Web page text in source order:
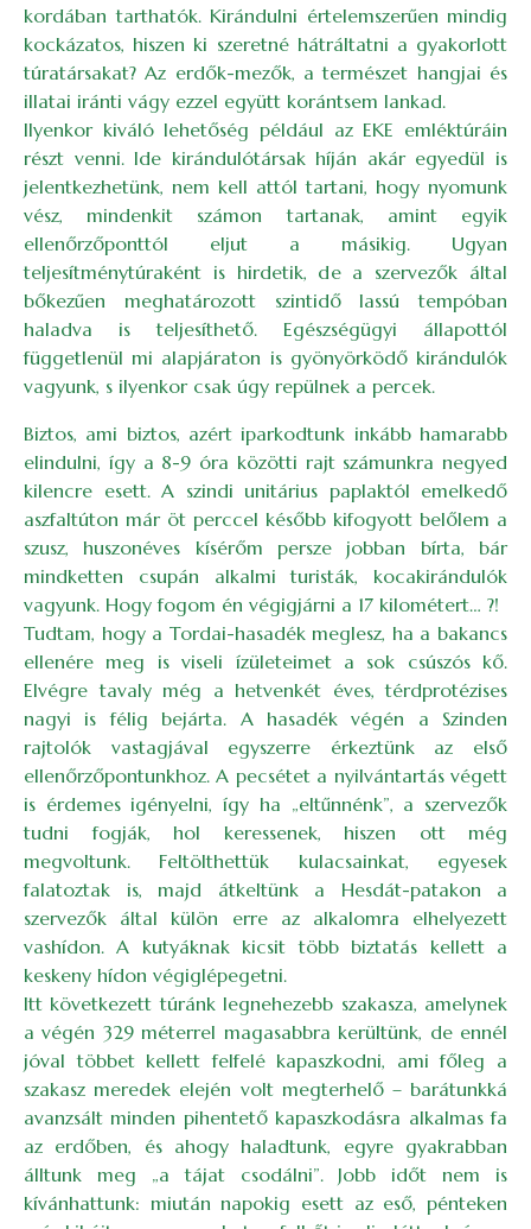
kordában tarthatók. Kirándulni értelemszerűen mindig
kockázatos, hiszen ki szeretné hátráltatni a gyakorlott
túratársakat? Az erdők-mezők, a természet hangjai és
illatai iránti vágy ezzel együtt korántsem lankad.
Ilyenkor kiváló lehetőség például az EKE emléktúráin
részt venni. Ide kirándulótársak híján akár egyedül is
jelentkezhetünk, nem kell attól tartani, hogy nyomunk
vész, mindenkit számon tartanak, amint egyik
ellenőrzőponttól eljut a másikig. Ugyan
teljesítménytúraként is hirdetik, de a szervezők által
bőkezűen meghatározott szintidő lassú tempóban
haladva is teljesíthető. Egészségügyi állapottól
függetlenül mi alapjáraton is gyönyörködő kirándulók
vagyunk, s ilyenkor csak úgy repülnek a percek.
Biztos, ami biztos, azért iparkodtunk inkább hamarabb
elindulni, így a 8-9 óra közötti rajt számunkra negyed
kilencre esett. A szindi unitárius paplaktól emelkedő
aszfaltúton már öt perccel később kifogyott belőlem a
szusz, huszonéves kísérőm persze jobban bírta, bár
mindketten csupán alkalmi turisták, kocakirándulók
vagyunk. Hogy fogom én végigjárni a 17 kilométert… ?!
Tudtam, hogy a Tordai-hasadék meglesz, ha a bakancs
ellenére meg is viseli ízületeimet a sok csúszós kő.
Elvégre tavaly még a hetvenkét éves, térdprotézises
nagyi is félig bejárta. A hasadék végén a Szinden
rajtolók vastagjával egyszerre érkeztünk az első
ellenőrzőpontunkhoz. A pecsétet a nyilvántartás végett
is érdemes igényelni, így ha „eltűnnénk”, a szervezők
tudni fogják, hol keressenek, hiszen ott még
megvoltunk. Feltölthettük kulacsainkat, egyesek
falatoztak is, majd átkeltünk a Hesdát-patakon a
szervezők által külön erre az alkalomra elhelyezett
vashídon. A kutyáknak kicsit több biztatás kellett a
keskeny hídon végiglépegetni.
Itt következett túránk legnehezebb szakasza, amelynek
a végén 329 méterrel magasabbra kerültünk, de ennél
jóval többet kellett felfelé kapaszkodni, ami főleg a
szakasz meredek elején volt megterhelő – barátunkká
avanzsált minden pihentető kapaszkodásra alkalmas fa
az erdőben, és ahogy haladtunk, egyre gyakrabban
álltunk meg „a tájat csodálni”. Jobb időt nem is
kívánhattunk: miután napokig esett az eső, pénteken